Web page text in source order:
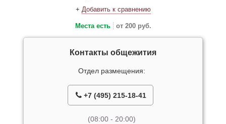
+ Добавить к сравнению
Места есть от 200 руб.
Контакты общежития
Отдел размещения:
+7 (495) 215-18-41
(08:00 - 20:00)